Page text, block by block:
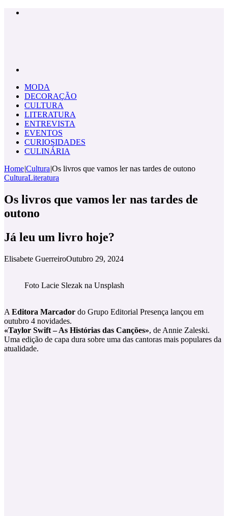
MODA
DECORAÇÃO
CULTURA
LITERATURA
ENTREVISTA
EVENTOS
CURIOSIDADES
CULINÁRIA
Home|Cultura|Os livros que vamos ler nas tardes de outono
CulturaLiteratura
Os livros que vamos ler nas tardes de
outono
Já leu um livro hoje?
Elisabete GuerreiroOutubro 29, 2024
Foto Lacie Slezak na Unsplash
A Editora Marcador do Grupo Editorial Presença lançou em
outubro 4 novidades.
«Taylor Swift – As Histórias das Canções», de Annie Zaleski.
Uma edição de capa dura sobre uma das cantoras mais populares da
atualidade.